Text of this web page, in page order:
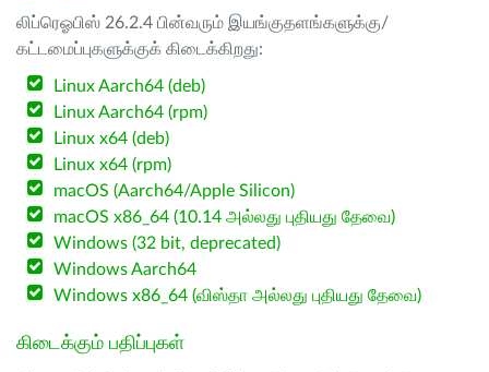
லிப்ரெஓபிஸ் 26.2.4 பின்வரும் இயங்குதளங்களுக்கு/
கட்டமைப்புகளுக்குக் கிடைக்கிறது:
Linux Aarch64 (deb)
Linux Aarch64 (rpm)
Linux x64 (deb)
Linux x64 (rpm)
macOS (Aarch64/Apple Silicon)
macOS x86_64 (10.14 அல்லது புதியது தேவை)
Windows (32 bit, deprecated)
Windows Aarch64
Windows x86_64 (விஸ்தா அல்லது புதியது தேவை)
கிடைக்கும் பதிப்புகள்